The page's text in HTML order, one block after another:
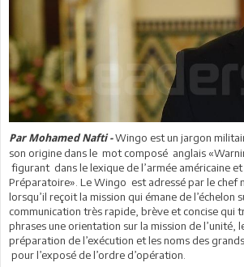
Par Mohamed Nafti -Wingo est un jargon
son origine dans le mot composé anglais
figurant dans le lexique de l’armée américaine
Préparatoire». Le Wingo est adressé par le chef
lorsqu’il reçoit la mission qui émane de l’échelon
communication très rapide, brève et concise qui
phrases une orientation sur la mission de l’unité,
préparation de l’exécution et les noms des
pour l’exposé de l’ordre d’opération.